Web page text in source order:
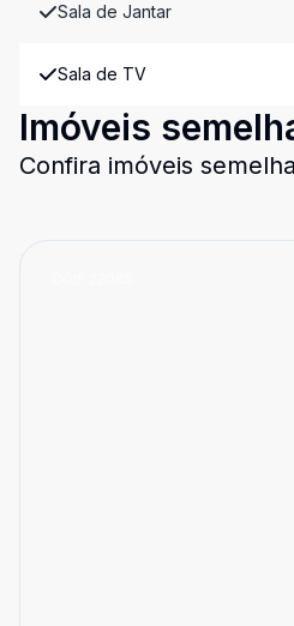
Sala de Jantar
Sala de TV
Imóveis
Confira imóveis